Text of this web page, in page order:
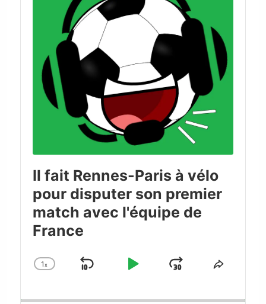
Il fait Rennes-Paris à vélo
pour disputer son premier
match avec l'équipe de
France
Change
1x
Skip
Play
JumpShare